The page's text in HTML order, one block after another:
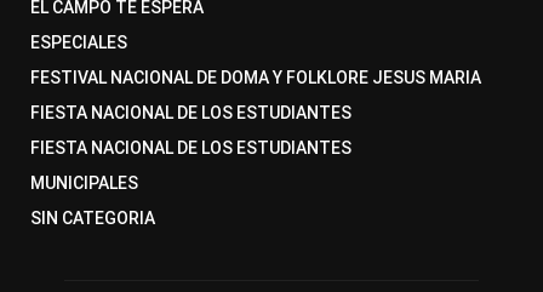
EL CAMPO TE ESPERA
ESPECIALES
FESTIVAL NACIONAL DE DOMA Y FOLKLORE JESUS MARIA
FIESTA NACIONAL DE LOS ESTUDIANTES
FIESTA NACIONAL DE LOS ESTUDIANTES
MUNICIPALES
SIN CATEGORIA